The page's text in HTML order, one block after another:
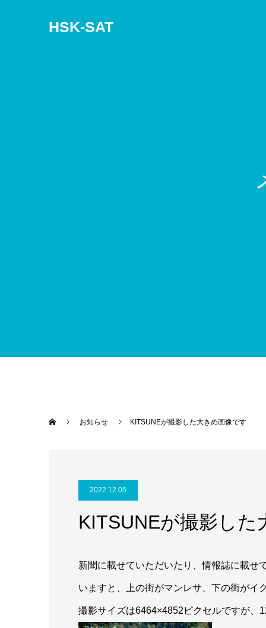
HSK-SAT
お知らせ KITSUNEが撮影した大きめ画像です
2022.12.05
KITSUNEが撮影した
新聞に載せていただいたり、情報誌に載
いますと、上の街がマンレサ、下の街がイ
撮影サイズは6464×4852ピクセルですが、